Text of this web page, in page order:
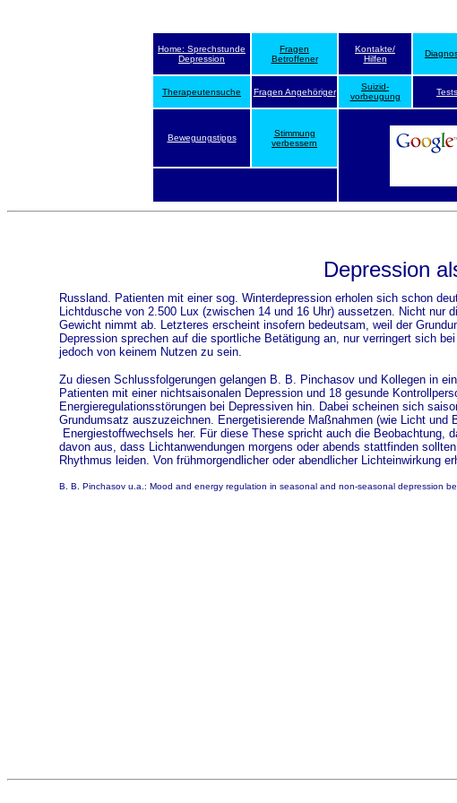
Home: Sprechstunde
Depression
Fragen
Betroffener
Kontakte/
Hilfen
Therapeutensuche Fragen Angehöriger
Suizid-
vorbeugung
Tests
Bewegungstipps
Stimmung
verbessern
Depression
Russland. Patienten mit einer sog. Winterdepression erholen sich schon
Lichtdusche von 2.500 Lux (zwischen 14 und 16 Uhr) aussetzen. Nicht nur
Gewicht nimmt ab. Letzteres erscheint insofern bedeutsam, weil der
Depression sprechen auf die sportliche Betätigung an, nur verringert sich
jedoch von keinem Nutzen zu sein.
Zu diesen Schlussfolgerungen gelangen B. B. Pinchasov und Kollegen in
Patienten mit einer nichtsaisonalen Depression und 18 gesunde
Energieregulationsstörungen bei Depressiven hin. Dabei scheinen sich
Grundumsatz auszuzeichnen. Energetisierende Maßnahmen (wie Licht
Energiestoffwechsels her. Für diese These spricht auch die
davon aus, dass Lichtanwendungen morgens oder abends stattfinden
Rhythmus leiden. Von frühmorgendlicher oder abendlicher Lichteinwirkung
B. B. Pinchasov u.a.: Mood and energy regulation in seasonal and non-seasonal depression